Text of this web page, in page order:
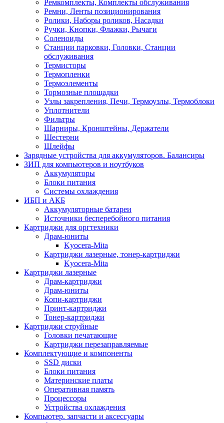
Ремкомплекты, Комплекты обслуживания
Ремни, Ленты позиционирования
Ролики, Наборы роликов, Насадки
Ручки, Кнопки, Флажки, Рычаги
Соленоиды
Станции парковки, Головки, Станции
обслуживания
Термисторы
Термопленки
Термоэлементы
Тормозные площадки
Узлы закрепления, Печи, Термоузлы, Термоблоки
Уплотнители
Фильтры
Шарниры, Кронштейны, Держатели
Шестерни
Шлейфы
Зарядные устройства для аккумуляторов. Балансиры
ЗИП для компьютеров и ноутбуков
Аккумуляторы
Блоки питания
Системы охлаждения
ИБП и АКБ
Аккумуляторные батареи
Источники бесперебойного питания
Картриджи для оргтехники
Драм-юниты
Kyocera-Mita
Картриджи лазерные, тонер-картриджи
Kyocera-Mita
Картриджи лазерные
Драм-картриджи
Драм-юниты
Копи-картриджи
Принт-картриджи
Тонер-картриджи
Картриджи струйные
Головки печатающие
Картриджи перезаправляемые
Комплектующие и компоненты
SSD диски
Блоки питания
Материнские платы
Оперативная память
Процессоры
Устройства охлаждения
Компьютер. запчасти и аксессуары